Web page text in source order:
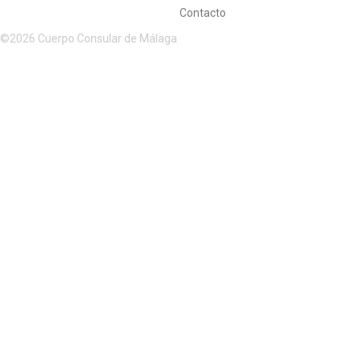
Contacto
©2026 Cuerpo Consular de Málaga